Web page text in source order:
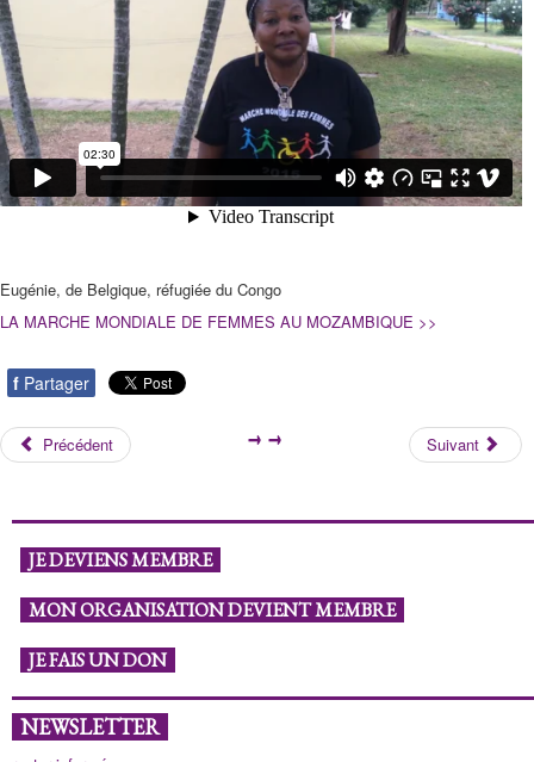
Eugénie, de Belgique, réfugiée du Congo
LA MARCHE MONDIALE DE FEMMES AU MOZAMBIQUE >>
f Partager
Précédent Suivant
JE DEVIENS MEMBRE
MON ORGANISATION DEVIENT MEMBRE
JE FAIS UN DON
NEWSLETTER